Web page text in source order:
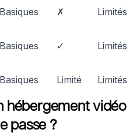
Basiques ✗ Limités
Basiques ✓ Limités
Basiques Limité Limités
hébergement vidéo
passe ?